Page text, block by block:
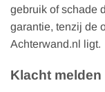
gebruik of schade
garantie, tenzij de
Achterwand.nl ligt.
Klacht melden